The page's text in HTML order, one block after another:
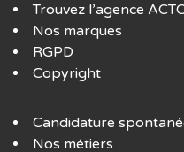
Trouvez l’agence
Nos marques
RGPD
Copyright
Candidature
Nos métiers